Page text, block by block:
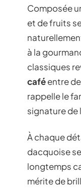
Composée
et de fruits
à la
classiques
caféentre
rappelle le
signature de
À chaque
dacquoise
longtemps
mérite de